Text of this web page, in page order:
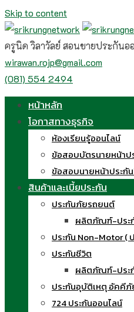
Skip to content
ครูนิด วิลาวัลย์ สอนขายประกันอ
wirawan.rojp@gmail.com
(081) 554 2494
หน้าหลัก
โอกาสทางธุรกิจ
ห้องเรียนรู้ออนไลน์
ข้อสอบบัตรนายหน้าป
ข้อสอบนายหน้าประกั
สินค้าและเบี้ยประกัน
ประกันภัยรถยนต์
ผลิตภัณฑ์-ประ
ประกัน Non-Motor (
ประกันชีวิต
ผลิตภัณฑ์-ประ
ประกันอุบัติเหตุ อัคคี
724 ประกันออนไลน์